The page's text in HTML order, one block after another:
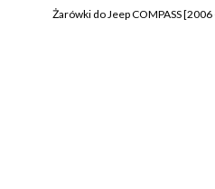
Żarówki do Jeep COMPASS [2006